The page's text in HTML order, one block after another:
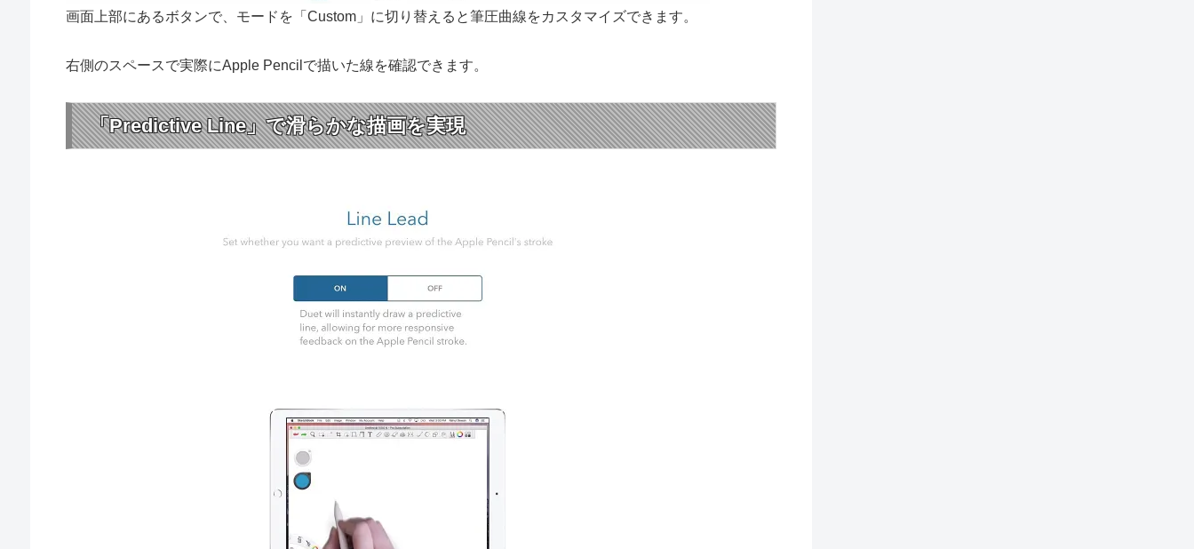
画面上部にあるボタンで、モードを「Custom」に切り替えると筆圧曲線をカスタマイズできます。
右側のスペースで実際にApple Pencilで描いた線を確認できます。
「Predictive Line」で滑らかな描画を実現